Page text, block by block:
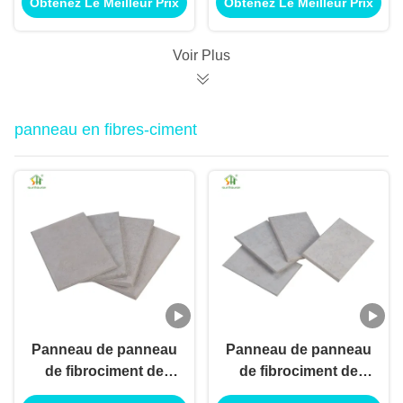
mélamine pour
décoration extérieure
Obtenez Le Meilleur Prix
de contreplaqué de
Obtenez Le Meilleur Prix
Voir Plus
panneau en fibres-ciment
Panneau de panneau
de fibrociment de
fibrociment pour
Panneau de panneau
de fibrociment de
fibrociment pour